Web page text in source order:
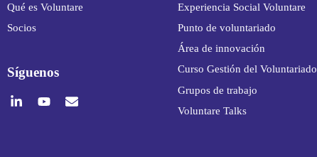
Qué es Voluntare
Socios
Síguenos
Experiencia Social Voluntare
Punto de voluntariado
Área de innovación
Curso Gestión del Voluntariado
Grupos de trabajo
Voluntare Talks